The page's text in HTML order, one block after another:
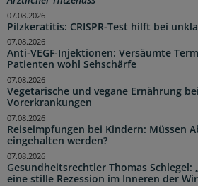
Pilzkeratitis: CRISPR-Test hilft bei
07.08.2026
Anti-VEGF-Injektionen: Versäumte
Patienten wohl Sehschärfe
07.08.2026
Vegetarische und vegane Ernährung
Vorerkrankungen
07.08.2026
Reiseimpfungen bei Kindern: Müssen
eingehalten werden?
07.08.2026
Gesundheitsrechtler Thomas
eine stille Rezession im Inneren der
07.08.2026